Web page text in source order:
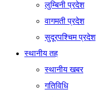
लुम्बिनी प्रदेश
वागमती प्रदेश
सुदूरपश्चिम प्रदेश
स्थानीय तह
स्थानीय खबर
गतिविधि